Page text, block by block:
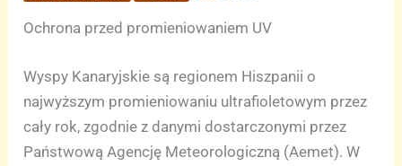
Ochrona przed promieniowaniem UV
Wyspy Kanaryjskie są regionem Hiszpanii o
najwyższym promieniowaniu ultrafioletowym przez
cały rok, zgodnie z danymi dostarczonymi przez
Państwową Agencję Meteorologiczną (Aemet). W